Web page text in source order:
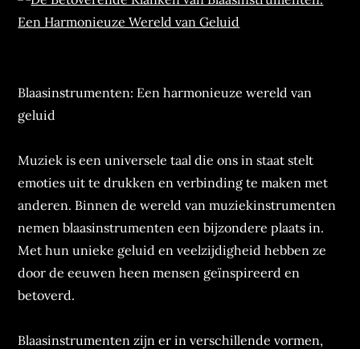
Blaasinstrumenten: Een harmonieuze wereld van
geluid
Muziek is een universele taal die ons in staat stelt
emoties uit te drukken en verbinding te maken met
anderen. Binnen de wereld van muziekinstrumenten
nemen blaasinstrumenten een bijzondere plaats in.
Met hun unieke geluid en veelzijdigheid hebben ze
door de eeuwen heen mensen geïnspireerd en
betoverd.
Blaasinstrumenten zijn er in verschillende vormen,